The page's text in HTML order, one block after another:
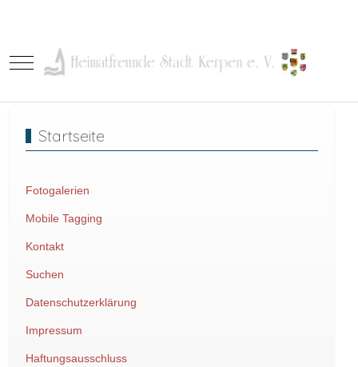
Mobile Menu Toggle
Startseite
Fotogalerien
Mobile Tagging
Kontakt
Suchen
Datenschutzerklärung
Impressum
Haftungsausschluss